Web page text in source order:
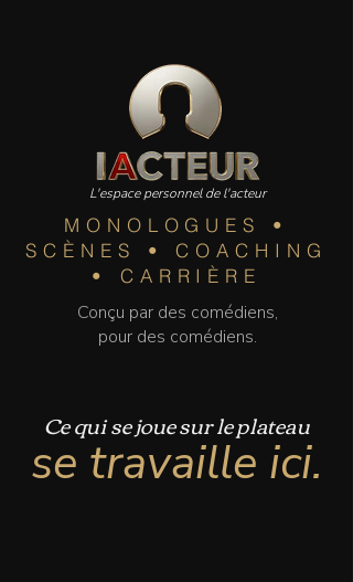
L'espace personnel de l'acteur
MONOLOGUES •
SCÈNES • COACHING
• CARRIÈRE
Conçu par des comédiens,
pour des comédiens.
Ce qui se joue sur le plateau
se travaille ici.